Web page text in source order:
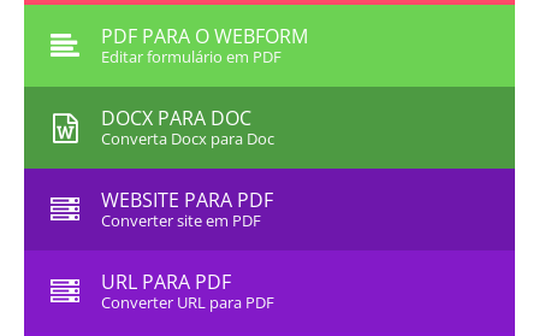
PDF PARA O WEBFORM
Editar formulário em PDF
DOCX PARA DOC
Converta Docx para Doc
WEBSITE PARA PDF
Converter site em PDF
URL PARA PDF
Converter URL para PDF